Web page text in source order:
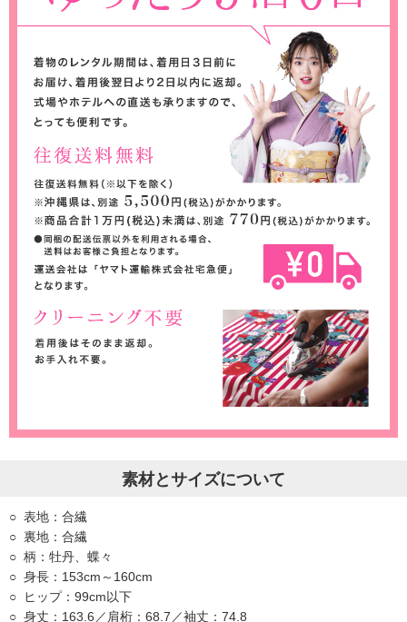
素材とサイズについて
表地：合繊
裏地：合繊
柄：牡丹、蝶々
身長：153cm～160cm
ヒップ：99cm以下
身丈：163.6／肩桁：68.7／袖丈：74.8